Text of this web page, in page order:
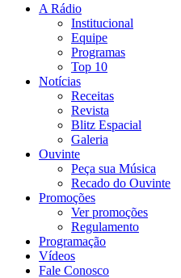
A Rádio
Institucional
Equipe
Programas
Top 10
Notícias
Receitas
Revista
Blitz Espacial
Galeria
Ouvinte
Peça sua Música
Recado do Ouvinte
Promoções
Ver promoções
Regulamento
Programação
Vídeos
Fale Conosco